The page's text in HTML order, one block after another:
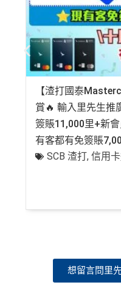
【渣打國泰
賞🔥 輸入里先生推
簽賬11,000里+新
有客都有免簽賬
SCB 渣打,信用
想留言問里